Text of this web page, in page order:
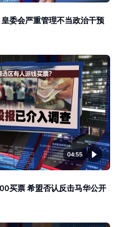
委会严重管理不当政治干预
04:55
买票 希盟否认反击马华公开